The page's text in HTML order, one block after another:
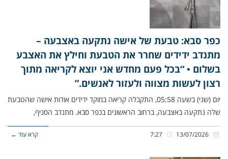
כפר סבא: טבעת של אישה נתקעה באצבעה –
מתנדב ידידים שחרר את הטבעת וחילץ את האצבע
בשלום • “בכל פעם מחדש אני יוצא לקריאה מתוך
רצון לעשות מצווה ולעזור לאנשים.”
יום (שני) בשעה 05:58, התקבלה קריאה במוקד ידידים אודות אישה שהטבעת
שלה נתקעה באצבעה, ברחוב הראשונים בכפר סבא. מתנדב הסניף,
קרא עוד ←